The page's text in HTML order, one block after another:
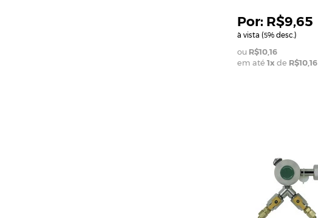
R$9,65
à vista (5% desc.)
R$10,16
em até 1x de R$10,16